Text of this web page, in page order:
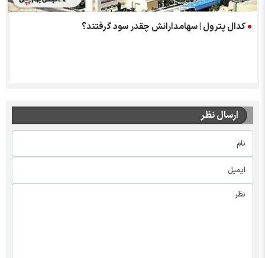
کدال پترول | سهامدارانش چقدر سود گرفتند؟
ارسال نظر